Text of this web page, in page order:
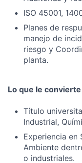
ISO 45001,
Planes de
manejo de
riesgo y
planta.
Lo que le
Título
Industrial,
Experiencia en
Ambiente
o industriales.